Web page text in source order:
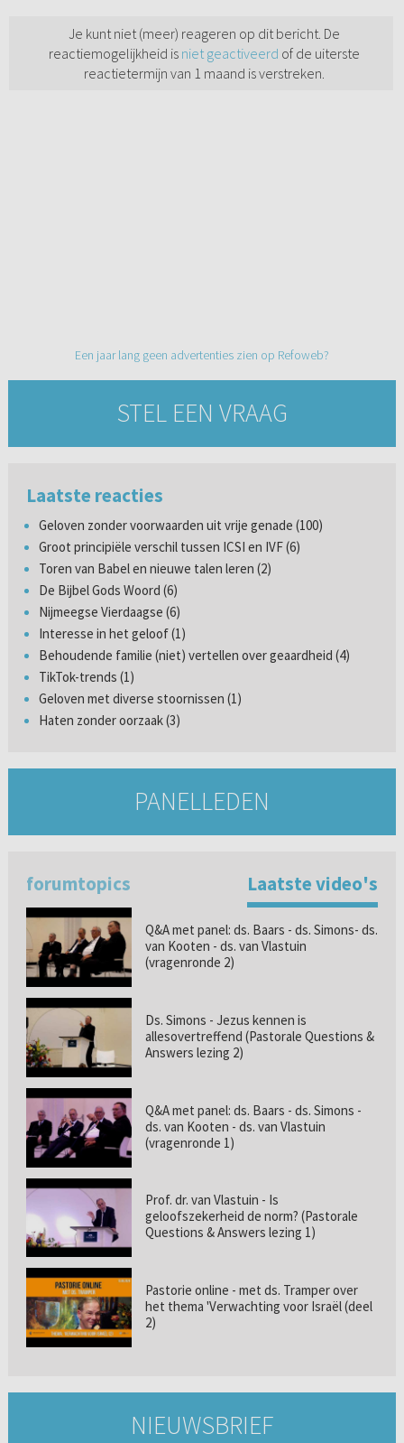
Je kunt niet (meer) reageren op dit bericht. De
reactiemogelijkheid is niet geactiveerd of de uiterste
reactietermijn van 1 maand is verstreken.
Een jaar lang geen advertenties zien op Refoweb?
STEL EEN VRAAG
Laatste reacties
Geloven zonder voorwaarden uit vrije genade (100)
Groot principiële verschil tussen ICSI en IVF (6)
Toren van Babel en nieuwe talen leren (2)
De Bijbel Gods Woord (6)
Nijmeegse Vierdaagse (6)
Interesse in het geloof (1)
Behoudende familie (niet) vertellen over geaardheid (4)
TikTok-trends (1)
Geloven met diverse stoornissen (1)
Haten zonder oorzaak (3)
PANELLEDEN
forumtopics Laatste video's
Q&A met panel: ds. Baars - ds. Simons- ds.
van Kooten - ds. van Vlastuin
(vragenronde 2)
Ds. Simons - Jezus kennen is
allesovertreffend (Pastorale Questions &
Answers lezing 2)
Q&A met panel: ds. Baars - ds. Simons -
ds. van Kooten - ds. van Vlastuin
(vragenronde 1)
Prof. dr. van Vlastuin - Is
geloofszekerheid de norm? (Pastorale
Questions & Answers lezing 1)
Pastorie online - met ds. Tramper over
het thema 'Verwachting voor Israël (deel
2)
NIEUWSBRIEF